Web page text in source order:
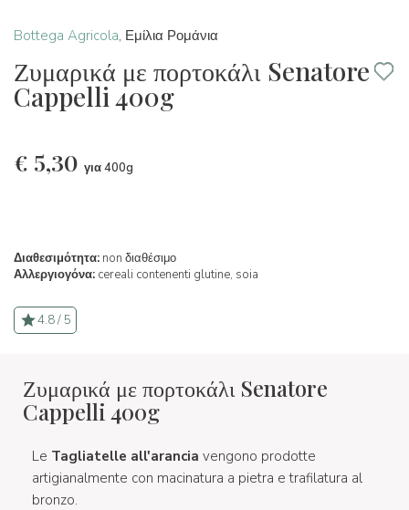
Bottega Agricola, Εμίλια Ρομάνια
Ζυμαρικά με πορτοκάλι Senatore
Cappelli 400g
€ 5,30 για 400g
Διαθεσιμότητα: non διαθέσιμο
Αλλεργιογόνα: cereali contenenti glutine, soia
4.8 / 5
Ζυμαρικά με πορτοκάλι Senatore
Cappelli 400g
Le Tagliatelle all'arancia vengono prodotte
artigianalmente con macinatura a pietra e trafilatura al
bronzo.